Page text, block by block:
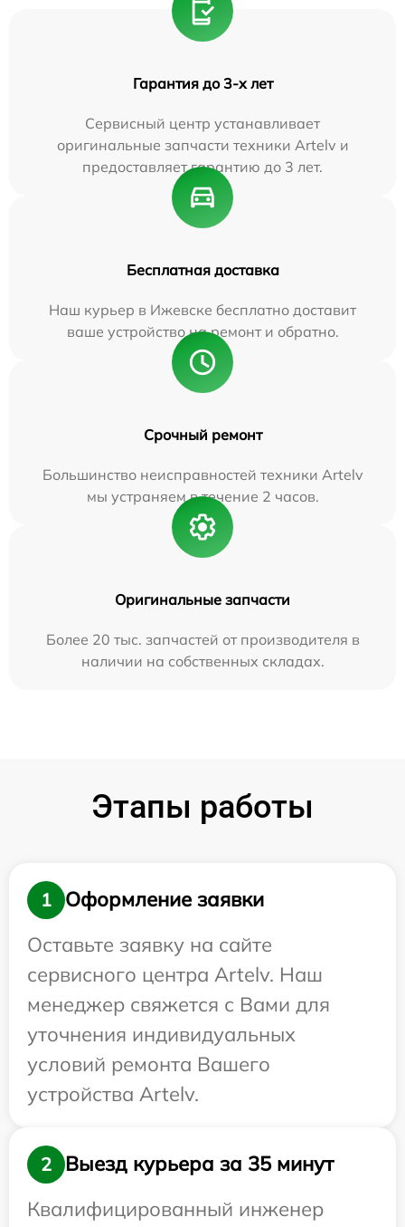
Гарантия до 3-х лет
Сервисный центр устанавливает
оригинальные запчасти техники Artelv и
предоставляет гарантию до 3 лет.
Бесплатная доставка
Наш курьер в Ижевске бесплатно доставит
ваше устройство на ремонт и обратно.
Срочный ремонт
Большинство неисправностей техники Artelv
мы устраняем в течение 2 часов.
Оригинальные запчасти
Более 20 тыс. запчастей от производителя в
наличии на собственных складах.
Этапы работы
1
Оформление заявки
Оставьте заявку на сайте
сервисного центра Artelv. Наш
менеджер свяжется с Вами для
уточнения индивидуальных
условий ремонта Вашего
устройства Artelv.
2
Выезд курьера за 35 минут
Квалифицированный инженер